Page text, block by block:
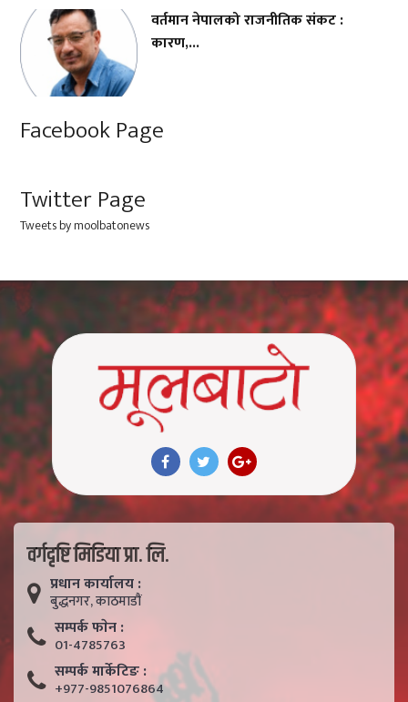
वर्तमान नेपालको राजनीतिक संकट :
कारण,...
Facebook Page
Twitter Page
Tweets by moolbatonews
वर्गदृष्टि मिडिया प्रा. लि.
प्रधान कार्यालय :
बुद्धनगर, काठमाडाैं
सम्पर्क फाेन :
01-4785763
सम्पर्क मार्केटिङ :
+977-9851076864